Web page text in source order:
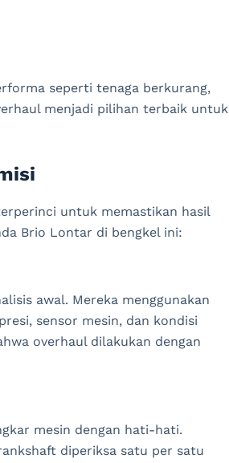
seperti tenaga berkurang,
menjadi pilihan terbaik untuk
untuk memastikan hasil
Brio Lontar di bengkel ini:
awal. Mereka menggunakan
sensor mesin, dan kondisi
overhaul dilakukan dengan
mesin dengan hati-hati.
diperiksa satu per satu